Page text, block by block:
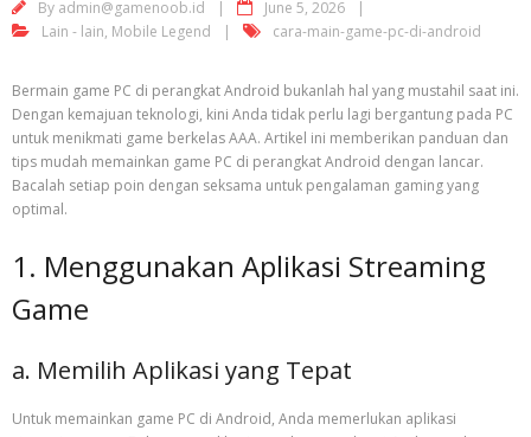
By admin@gamenoob.id
June 5, 2026
Lain - lain, Mobile Legend cara-main-game-pc-di-android
Bermain game PC di perangkat Android bukanlah hal yang mustahil saat ini.
Dengan kemajuan teknologi, kini Anda tidak perlu lagi bergantung pada PC
untuk menikmati game berkelas AAA. Artikel ini memberikan panduan dan
tips mudah memainkan game PC di perangkat Android dengan lancar.
Bacalah setiap poin dengan seksama untuk pengalaman gaming yang
optimal.
1. Menggunakan Aplikasi Streaming
Game
a. Memilih Aplikasi yang Tepat
Untuk memainkan game PC di Android, Anda memerlukan aplikasi